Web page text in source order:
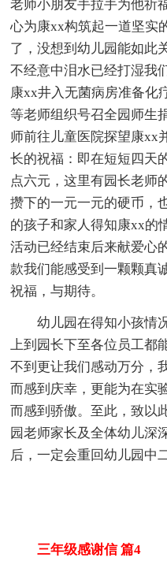
老师小朋友手拉手为他祈
心为康xx构筑起一道坚实
了，没想到幼儿园能如此
不经意中泪水已经打湿我
康xx井入无菌病房准备化
等老师组织号召全园师生
师前往儿童医院探望康xx
长的祝福：即在短短四天
点六元，这里有园长老师
攒下的一元一元的硬币，
的孩子和家人得知康xx的
活动已经结束后来献爱心
款我们能感受到一颗颗真
祝福，与期待。
幼儿园在得知小孩情
上到园长下至各位员工都
不到更让我们感动万分，
而感到庆幸，更能为在实
而感到骄傲。至此，致以
园老师家长及全体幼儿深
后，一定会重回幼儿园中
三年级感谢信 篇4